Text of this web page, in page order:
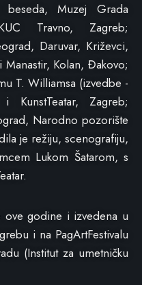
Muzej Grada
Travno, Zagreb;
Daruvar, Križevci,
Kolan, Đakovo;
T. Williamsa (izvedbe -
Zagreb;
Narodno pozorište
je režiju, scenografiju,
Lukom Šatarom, s
ove godine i izvedena u
i na PagArtFestivalu
(Institut za umetničku